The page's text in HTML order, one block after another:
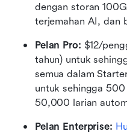
dengan storan
terjemahan AI, dan
Pelan Pro: $12/
tahun) untuk
semua dalam
untuk sehingga
50,000 larian
Pelan Enterprise: